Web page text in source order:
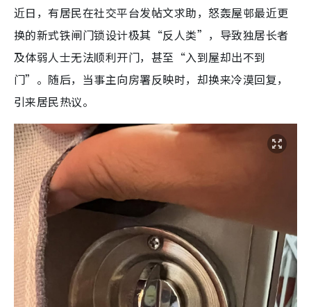
近日，有居民在社交平台发帖文求助，怒轰屋邨最近更
换的新式铁闸门锁设计极其“反人类”，导致独居长者
及体弱人士无法顺利开门，甚至“入到屋却出不到
门”。随后，当事主向房署反映时，却换来冷漠回复，
引来居民热议。